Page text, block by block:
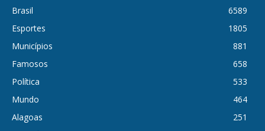
Brasil
6589
Esportes
1805
Municípios
881
Famosos
658
Política
533
Mundo
464
Alagoas
251